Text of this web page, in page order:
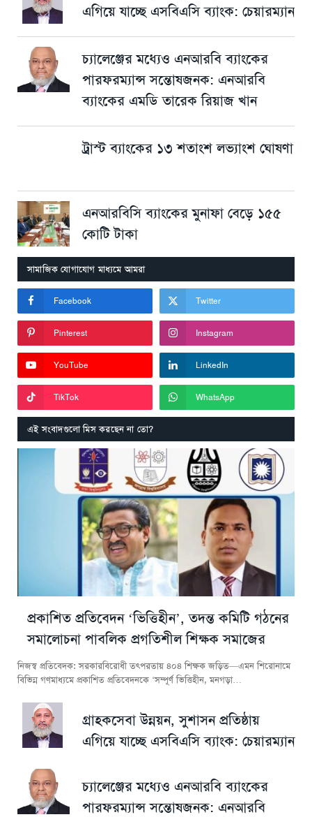
এগিয়ে যাচ্ছে এসবিএসি ব্যাংক: চেয়ারম্যান
চ্যালেঞ্জের মধ্যেও এনআরবি ব্যাংকের
পারফরম্যান্স সন্তোষজনক: এনআরবি
ব্যাংকের এমডি তারেক রিয়াজ খান
ট্রাস্ট ব্যাংকের ১৩ শতাংশ লভ্যাংশ ঘোষণা
এনআরবিসি ব্যাংকের মুনাফা বেড়ে ১৫৫
কোটি টাকা
সামাজিক যোগাযোগ মাধ্যমে আমরা
Facebook Twitter
Pinterest Instagram
YouTube LinkedIn
TikTok WhatsApp
এই সংবাদগুলো মিস করছেন না তো?
প্রকাশিত প্রতিবেদন ‘ভিত্তিহীন’, তদন্ত কমিটি গঠনের
সমালোচনা পাবলিক প্রগতিশীল শিক্ষক সমাজের
নিজস্ব প্রতিবেদক: সরকারবিরোধী তৎপরতায় ৪০৪ শিক্ষক জড়িত—এমন শিরোনামে
বিভিন্ন গণমাধ্যমে প্রকাশিত প্রতিবেদনকে ‘সম্পূর্ণ ভিত্তিহীন, মনগড়া…
গ্রাহকসেবা উন্নয়ন, সুশাসন প্রতিষ্ঠায়
এগিয়ে যাচ্ছে এসবিএসি ব্যাংক: চেয়ারম্যান
চ্যালেঞ্জের মধ্যেও এনআরবি ব্যাংকের
পারফরম্যান্স সন্তোষজনক: এনআরবি